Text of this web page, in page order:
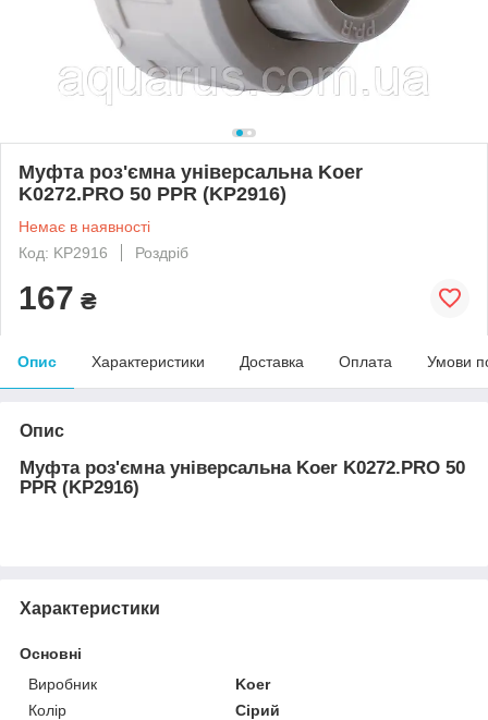
Муфта роз'ємна універсальна Koer
K0272.PRO 50 PPR (KP2916)
Немає в наявності
Код: KP2916
Роздріб
167 ₴
Опис Характеристики Доставка Оплата Умови
Опис
Муфта роз'ємна універсальна Koer K0272.PRO 50
PPR (KP2916)
Характеристики
Основні
Виробник
Koer
Колір
Сірий